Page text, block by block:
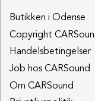
Butikken i Odense
Copyright
Handelsbetingelser
Job hos CARSound
Om CARSound